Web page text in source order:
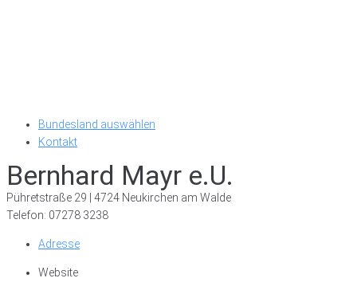
Bundesland auswählen
Kontakt
Bernhard Mayr e.U.
Pühretstraße 29 | 4724 Neukirchen am Walde
Telefon: 07278 3238
Adresse
Website